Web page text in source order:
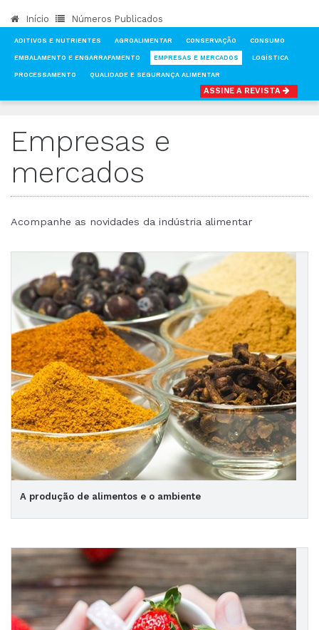
Início Números Publicados
ADITIVOS E NUTRIENTES AGROALIMENTAR CONSERVAÇÃO CONSUMO
EMBALAMENTO E ENGARRAFAMENTO EMPRESAS E MERCADOS LOGÍSTICA
PROCESSAMENTO QUALIDADE E SEGURANÇA ALIMENTAR
ASSINE A REVISTA
Empresas e
mercados
Acompanhe as novidades da indústria alimentar
A produção de alimentos e o ambiente